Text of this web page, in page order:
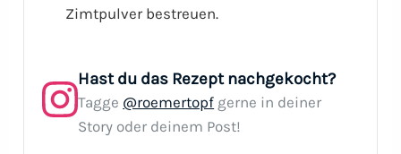
Zimtpulver bestreuen.
Hast du das Rezept nachgekocht?
Tagge @roemertopf gerne in deiner
Story oder deinem Post!